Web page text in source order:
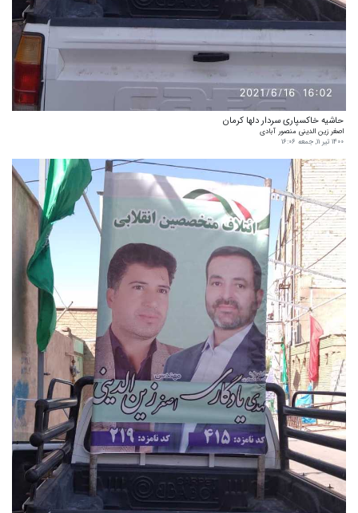
حاشیه خاکسپاری سردار دلها کرمان
اصغر زین الدینی منصور آبادی
۱۴۰۰ تیر ۱۱, جمعه ۱۶:۰۶